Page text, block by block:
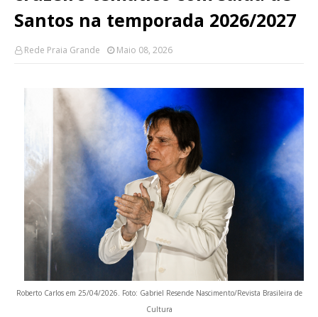
Santos na temporada 2026/2027
Rede Praia Grande Maio 08, 2026
Roberto Carlos em 25/04/2026. Foto: Gabriel Resende Nascimento/Revista Brasileira de
Cultura